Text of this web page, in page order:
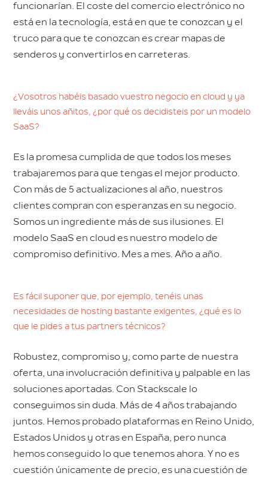
funcionarían. El coste del comercio electrónico no
está en la tecnología, está en que te conozcan y el
truco para que te conozcan es crear mapas de
senderos y convertirlos en carreteras.
¿Vosotros habéis basado vuestro negocio en cloud y ya
lleváis unos añitos, ¿por qué os decidisteis por un modelo
SaaS?
Es la promesa cumplida de que todos los meses
trabajaremos para que tengas el mejor producto.
Con más de 5 actualizaciones al año, nuestros
clientes compran con esperanzas en su negocio.
Somos un ingrediente más de sus ilusiones. El
modelo SaaS en cloud es nuestro modelo de
compromiso definitivo. Mes a mes. Año a año.
Es fácil suponer que, por ejemplo, tenéis unas
necesidades de hosting bastante exigentes, ¿qué es lo
que le pides a tus partners técnicos?
Robustez, compromiso y, como parte de nuestra
oferta, una involucración definitiva y palpable en las
soluciones aportadas. Con Stackscale lo
conseguimos sin duda. Más de 4 años trabajando
juntos. Hemos probado plataformas en Reino Unido,
Estados Unidos y otras en España, pero nunca
hemos conseguido lo que tenemos ahora. Y no es
cuestión únicamente de precio, es una cuestión de